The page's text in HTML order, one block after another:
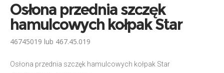
Osłona przednia szczęk
hamulcowych kołpak Star
46745019 lub 467.45.019
Osłona przednia szczęk hamulcowych kołpak Star